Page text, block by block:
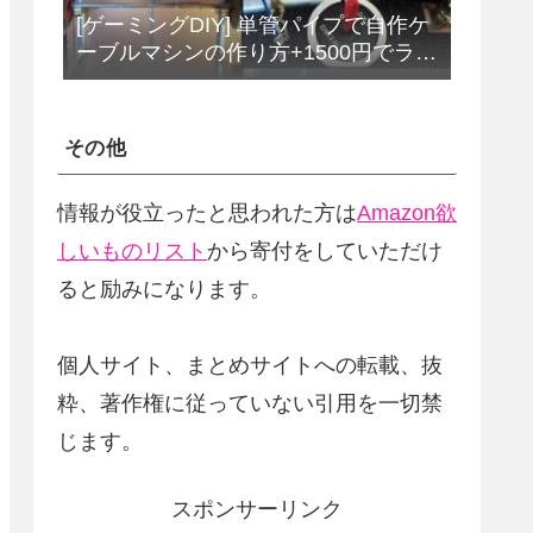
[ゲーミングDIY] 単管パイプで自作ケ
ーブルマシンの作り方+1500円でラッ
トプルダウンバーをDIY
その他
情報が役立ったと思われた方はAmazon欲
しいものリスト から寄付をしていただけ
ると励みになります。
個人サイト、まとめサイトへの転載、抜
粋、著作権に従っていない引用を一切禁
じます。
スポンサーリンク